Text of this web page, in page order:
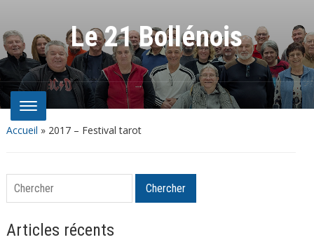
Le 21 Bollénois
Accueil » 2017 – Festival tarot
Chercher Chercher
Articles récents